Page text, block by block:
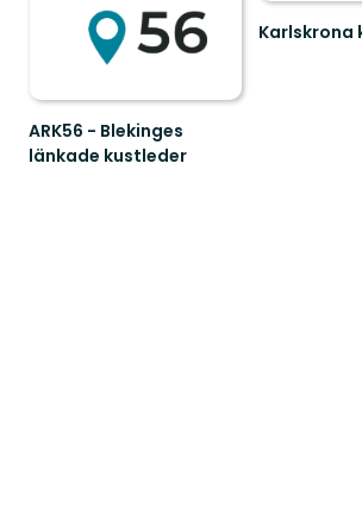
ARK56 - Blekinges
länkade kustleder
Karlskrona